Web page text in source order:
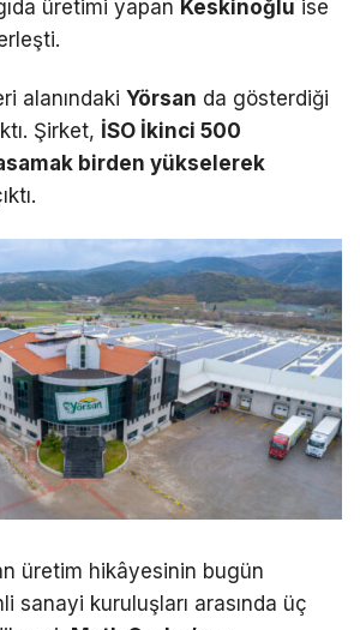
üretimi yapan Keskinoğlu ise
alanındaki Yörsan da gösterdiği
Şirket, İSO İkinci 500
birden yükselerek
üretim hikâyesinin bugün
sanayi kuruluşları arasında üç